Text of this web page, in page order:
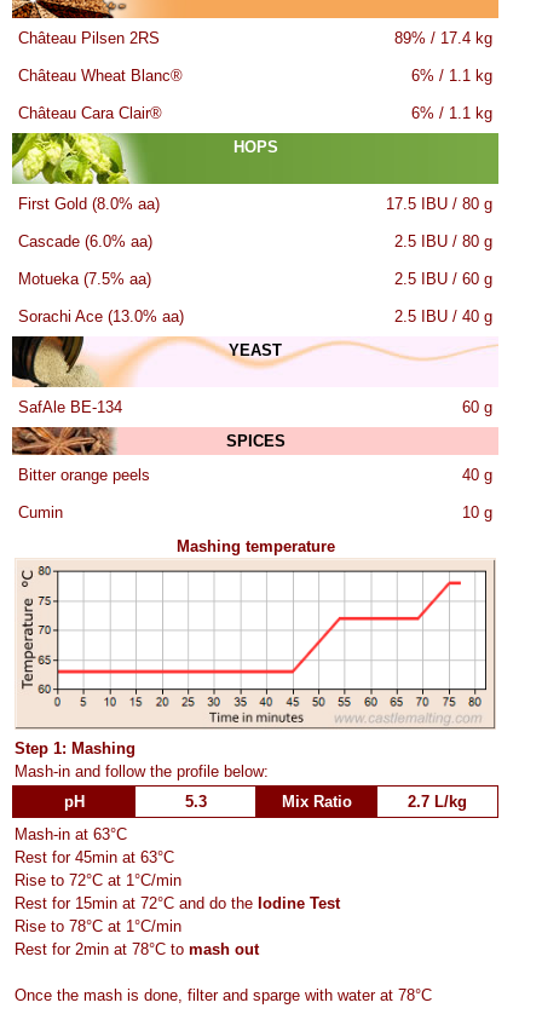
Château Pilsen 2RS 89% / 17.4 kg
Château Wheat Blanc® 6% / 1.1 kg
Château Cara Clair®
6% / 1.1 kg
HOPS
First Gold (8.0% aa) 17.5 IBU / 80 g
Cascade (6.0% aa) 2.5 IBU / 80 g
Motueka (7.5% aa) 2.5 IBU / 60 g
Sorachi Ace (13.0% aa)
2.5 IBU / 40 g
YEAST
SafAle BE-134
60 g
SPICES
Bitter orange peels
40 g
Cumin
10 g
Mashing temperature
Step 1: Mashing
Mash-in and follow the profile below:
pH
5.3 Mix Ratio
2.7 L/kg
Mash-in at 63°C
Rest for 45min at 63°C
Rise to 72°C at 1°C/min
Rest for 15min at 72°C and do the Iodine Test
Rise to 78°C at 1°C/min
Rest for 2min at 78°C to mash out
Once the mash is done, filter and sparge with water at 78°C